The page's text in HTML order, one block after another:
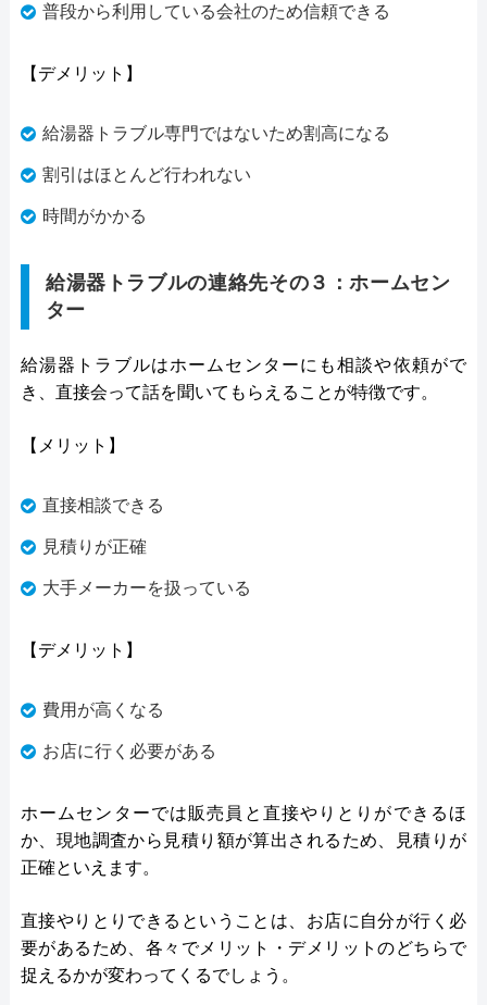
普段から利用している会社のため信頼できる
【デメリット】
給湯器トラブル専門ではないため割高になる
割引はほとんど行われない
時間がかかる
給湯器トラブルの連絡先その３：ホームセン
ター
給湯器トラブルはホームセンターにも相談や依頼がで
き、直接会って話を聞いてもらえることが特徴です。
【メリット】
直接相談できる
見積りが正確
大手メーカーを扱っている
【デメリット】
費用が高くなる
お店に行く必要がある
ホームセンターでは販売員と直接やりとりができるほ
か、現地調査から見積り額が算出されるため、見積りが
正確といえます。
直接やりとりできるということは、お店に自分が行く必
要があるため、各々でメリット・デメリットのどちらで
捉えるかが変わってくるでしょう。